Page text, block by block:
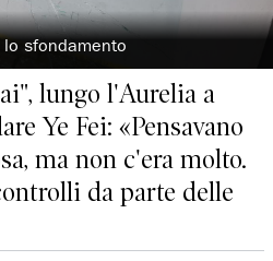
sfondamento
lungo l'Aurelia a
Ye Fei: «Pensavano
ma non c'era molto.
da parte delle